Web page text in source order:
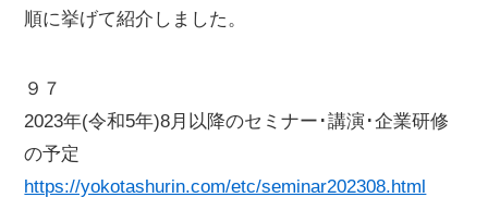
順に挙げて紹介しました。
９７
2023年(令和5年)8月以降のセミナー･講演･企業研修
の予定
https://yokotashurin.com/etc/seminar202308.html